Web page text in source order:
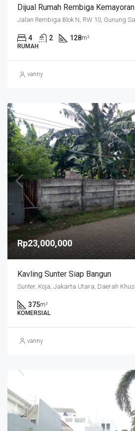
Dijual Rumah Rembiga Kemayoran
4 2 128m²
RUMAH
vanny
Rp23,000,000
Kavling Sunter Siap Bangun
375m²
KOMERSIAL
vanny